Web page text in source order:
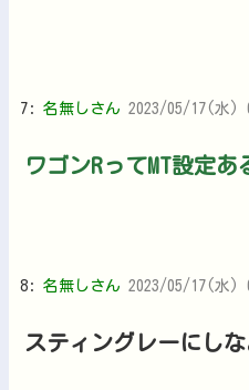
7: 名無しさん 2023/05/17(水)
ワゴンRってMT設定あ
8: 名無しさん 2023/05/17(水)
スティングレーにしな